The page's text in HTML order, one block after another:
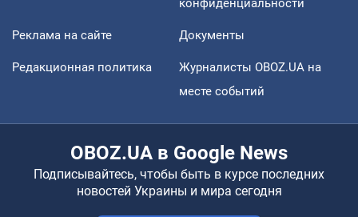
конфиденциальности
Реклама на сайте Документы
Редакционная политика
Журналисты OBOZ.UA на
месте событий
OBOZ.UA в Google News
Подписывайтесь, чтобы быть в курсе последних
новостей Украины и мира сегодня